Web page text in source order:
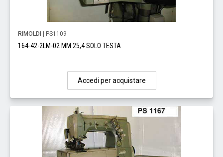
RIMOLDI | PS1109
164-42-2LM-02 MM 25,4 SOLO TESTA
Accedi per acquistare